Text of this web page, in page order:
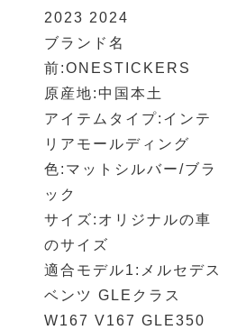
2023 2024
ブランド名
前:ONESTICKERS
原産地:中国本土
アイテムタイプ:インテ
リアモールディング
色:マットシルバー/ブラ
ック
サイズ:オリジナルの車
のサイズ
適合モデル1:メルセデス
ベンツ GLEクラス
W167 V167 GLE350